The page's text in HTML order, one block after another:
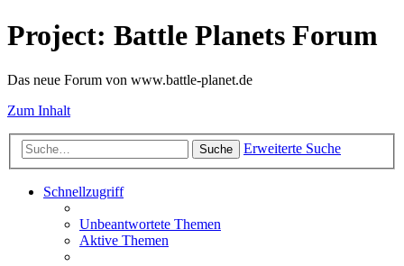
Project: Battle Planets Forum
Das neue Forum von www.battle-planet.de
Zum Inhalt
Suche Erweiterte Suche
Schnellzugriff
Unbeantwortete Themen
Aktive Themen